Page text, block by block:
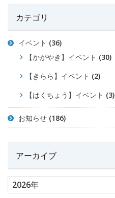
カテゴリ
イベント (36)
【かがやき】イベント (30)
【きらら】イベント (2)
【はくちょう】イベント (3)
お知らせ (186)
アーカイブ
2026年